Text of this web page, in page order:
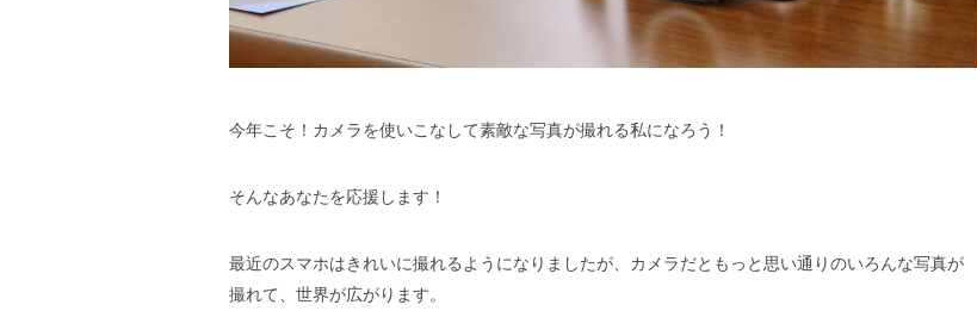
今年こそ！カメラを使いこなして素敵な写真が撮れる私になろう！
そんなあなたを応援します！
最近のスマホはきれいに撮れるようになりましたが、カメラだともっと思い通りのいろんな写真が
撮れて、世界が広がります。